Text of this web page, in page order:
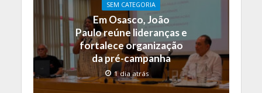
SEM CATEGORIA
Em Osasco, João
Paulo reúne lideranças e
fortalece organização
da pré-campanha
1 dia atrás